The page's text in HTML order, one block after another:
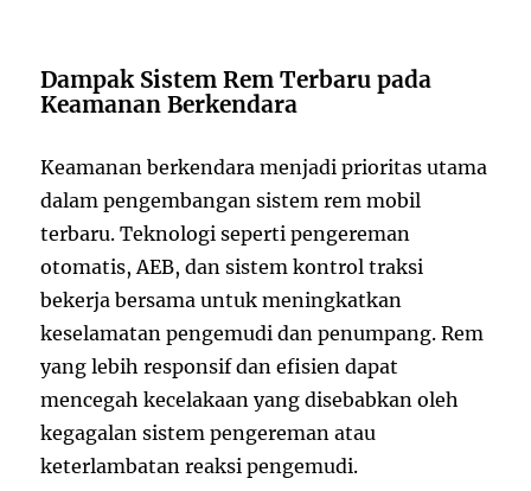
Dampak Sistem Rem Terbaru pada
Keamanan Berkendara
Keamanan berkendara menjadi prioritas utama
dalam pengembangan sistem rem mobil
terbaru. Teknologi seperti pengereman
otomatis, AEB, dan sistem kontrol traksi
bekerja bersama untuk meningkatkan
keselamatan pengemudi dan penumpang. Rem
yang lebih responsif dan efisien dapat
mencegah kecelakaan yang disebabkan oleh
kegagalan sistem pengereman atau
keterlambatan reaksi pengemudi.